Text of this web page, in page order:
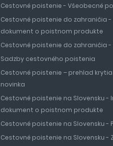
Cestovné poistenie - Všeobecné
Cestovné poistenie do zahraničia
dokument o poistnom produkte
Cestovné poistenie do zahraničia -
Sadzby cestovného poistenia
Cestovné poistenie – prehlad krytia
novinka
Cestovné poistenie na Slovensku -
dokument o poistnom produkte
Cestovné poistenie na Slovensku -
Cestovné poistenie na Slovensku -